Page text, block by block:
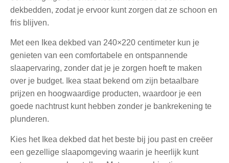
dekbedden, zodat je ervoor kunt zorgen dat ze schoon en
fris blijven.
Met een Ikea dekbed van 240×220 centimeter kun je
genieten van een comfortabele en ontspannende
slaapervaring, zonder dat je je zorgen hoeft te maken
over je budget. Ikea staat bekend om zijn betaalbare
prijzen en hoogwaardige producten, waardoor je een
goede nachtrust kunt hebben zonder je bankrekening te
plunderen.
Kies het Ikea dekbed dat het beste bij jou past en creëer
een gezellige slaapomgeving waarin je heerlijk kunt